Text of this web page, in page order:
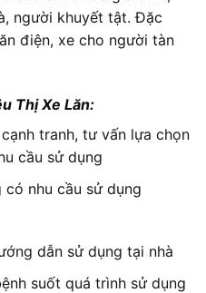
người khuyết tật. Đặc
điện, xe cho người tàn
Thị Xe Lăn:
tranh, tư vấn lựa chọn
cầu sử dụng
nhu cầu sử dụng
dẫn sử dụng tại nhà
suốt quá trình sử dụng